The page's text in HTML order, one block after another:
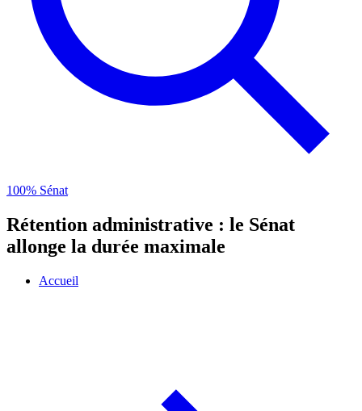
100% Sénat
Rétention administrative : le Sénat
allonge la durée maximale
Accueil